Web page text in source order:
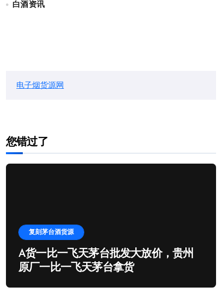
白酒资讯
电子烟货源网
您错过了
复刻茅台酒货源
A货一比一飞天茅台批发大放价，贵州
原厂一比一飞天茅台拿货